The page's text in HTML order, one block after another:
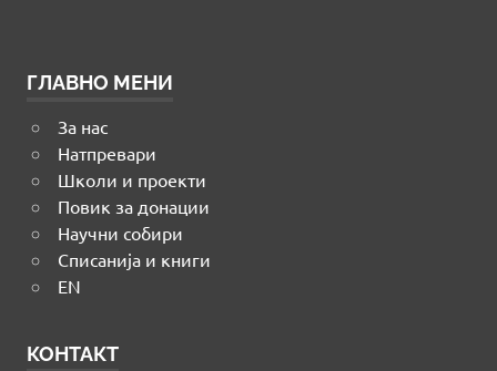
ГЛАВНО МЕНИ
За нас
Натпревари
Школи и проекти
Повик за донации
Научни собири
Списанија и книги
EN
КОНТАКТ